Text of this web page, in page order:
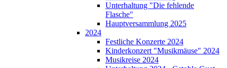
Unterhaltung "Die fehlende
Flasche"
Hauptversammlung 2025
2024
Festliche Konzerte 2024
Kinderkonzert "Musikmäuse" 2024
Musikreise 2024